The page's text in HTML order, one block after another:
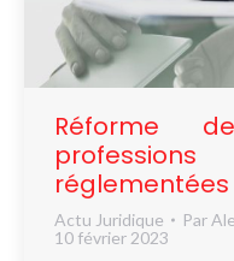
NOUS
CONNAÎTRE
CONTACT
Réforme
réglementées
Actu Juridique Par
10 février 2023